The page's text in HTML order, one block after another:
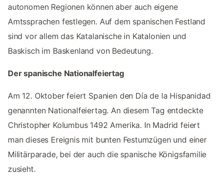
autonomen Regionen können aber auch eigene
Amtssprachen festlegen. Auf dem spanischen Festland
sind vor allem das Katalanische in Katalonien und
Baskisch im Baskenland von Bedeutung.
Der spanische Nationalfeiertag
Am 12. Oktober feiert Spanien den Día de la Hispanidad
genannten Nationalfeiertag. An diesem Tag entdeckte
Christopher Kolumbus 1492 Amerika. In Madrid feiert
man dieses Ereignis mit bunten Festumzügen und einer
Militärparade, bei der auch die spanische Königsfamilie
zusieht.